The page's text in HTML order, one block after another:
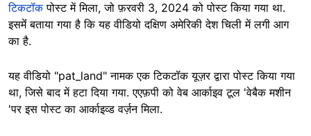
टिकटॉकपोस्ट में मिला, जो फ़रवरी 3, 2024 को पोस्ट किया गया था.
इसमेंं बताया गया है कि यह वीडियो दक्षिण अमेरिकी देश चिली में लगी आग
का है.
यह वीडियो "pat_land" नामक एक टिकटॉक यूज़र द्वारा पोस्ट किया गया
था, जिसे बाद में हटा दिया गया. एएफ़पी को वेब आर्काइव टूल 'वेबैक मशीन
'पर इस पोस्ट का आर्काइव्ड वर्ज़न मिला.